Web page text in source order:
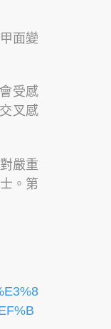
面變
受感
叉感
嚴重
。第